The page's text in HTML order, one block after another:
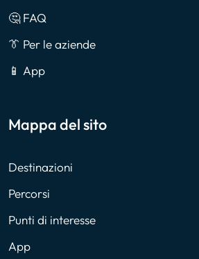
🤔 FAQ
👔 Per le aziende
📱 App
Mappa del sito
Destinazioni
Percorsi
Punti di interesse
App